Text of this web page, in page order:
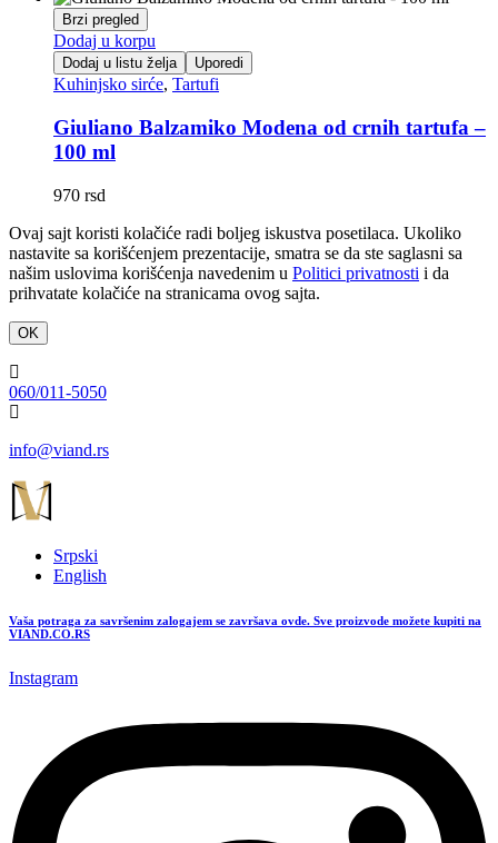
Brzi pregled
Dodaj u korpu
Dodaj u listu želja Uporedi
Kuhinjsko sirće, Tartufi
Giuliano Balzamiko Modena od crnih tartufa –
100 ml
970 rsd
Ovaj sajt koristi kolačiće radi boljeg iskustva posetilaca. Ukoliko
nastavite sa korišćenjem prezentacije, smatra se da ste saglasni sa
našim uslovima korišćenja navedenim u Politici privatnosti i da
prihvatate kolačiće na stranicama ovog sajta.
OK
060/011-5050
info@viand.rs
Srpski
English
Vaša potraga za savršenim zalogajem se završava ovde. Sve proizvode možete kupiti na
VIAND.CO.RS
Instagram